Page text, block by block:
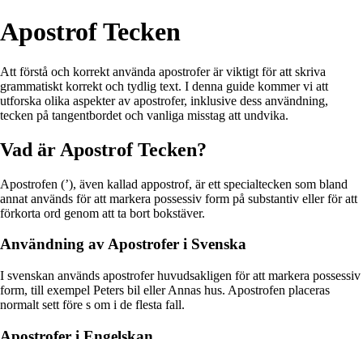
Apostrof Tecken
Att förstå och korrekt använda apostrofer är viktigt för att skriva
grammatiskt korrekt och tydlig text. I denna guide kommer vi att
utforska olika aspekter av apostrofer, inklusive dess användning,
tecken på tangentbordet och vanliga misstag att undvika.
Vad är Apostrof Tecken?
Apostrofen (’), även kallad appostrof, är ett specialtecken som bland
annat används för att markera possessiv form på substantiv eller för att
förkorta ord genom att ta bort bokstäver.
Användning av Apostrofer i Svenska
I svenskan används apostrofer huvudsakligen för att markera possessiv
form, till exempel Peters bil eller Annas hus. Apostrofen placeras
normalt sett före s om i de flesta fall.